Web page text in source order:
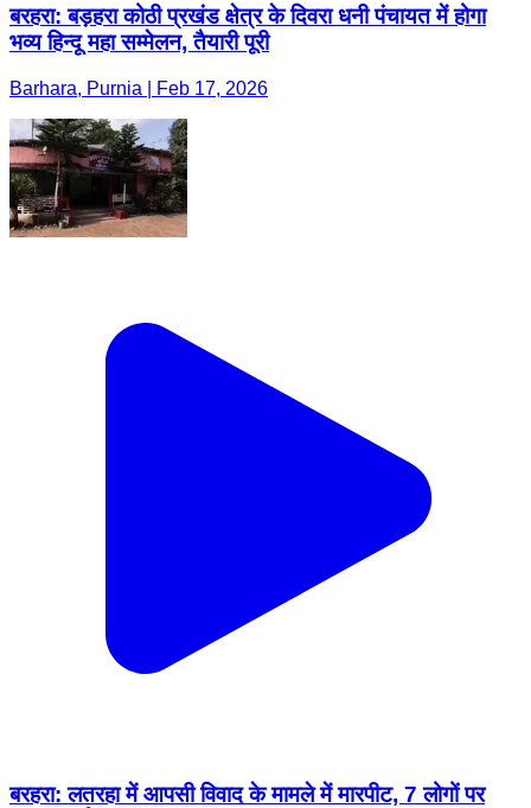
बरहरा: बड़हरा कोठी प्रखंड क्षेत्र के दिवरा धनी पंचायत में होगा
भव्य हिन्दू महा सम्मेलन, तैयारी पूरी
Barhara, Purnia | Feb 17, 2026
बरहरा: लतरहा में आपसी विवाद के मामले में मारपीट, 7 लोगों पर